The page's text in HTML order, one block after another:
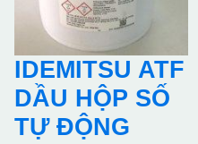
IDEMITSU ATF
DẦU HỘP SỐ
TỰ ĐỘNG